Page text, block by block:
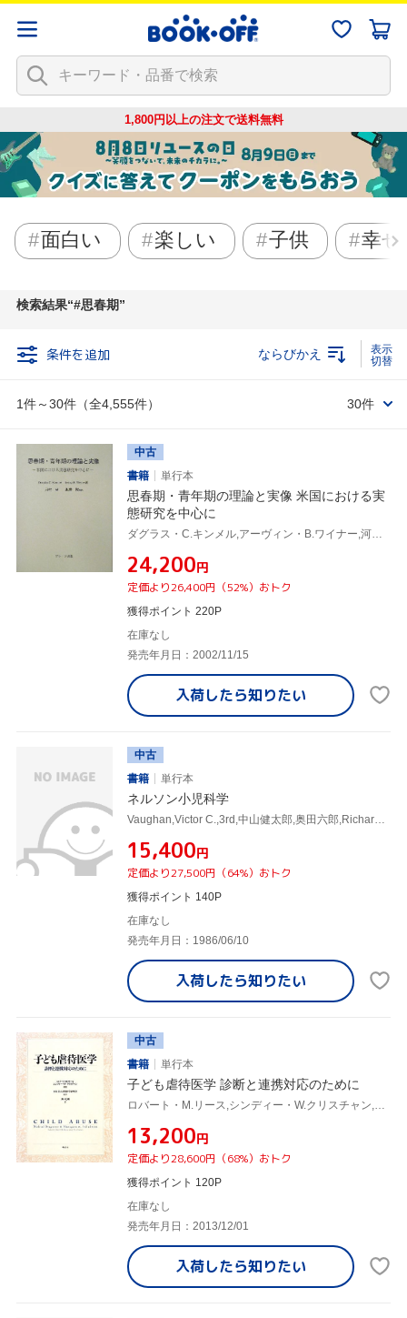
1,800円以上の注文で送料無料
面白い 楽しい 子供 幸せ
検索結果 #思春期
条件を追加
1件～30件（全4,555件）
ならびかえ
30件
中古
書籍
単行本
思春期・青年期の理論と実像 米国における実
態研究を中心に
ダグラス・C.キンメル,アーヴィン・B.ワイナー,河村望,永井撤
¥24,200円
定価より26,400円（52%）おトク
獲得ポイント 220P
在庫なし
発売年月日：2002/11/15
入荷したら知りたい
中古
書籍
単行本
ネルソン小児科学
Vaughan,Victor C.,3rd,中山健太郎,奥田六郎,Richard E.Behrman,3rdVaughanVictor C.
¥15,400円
定価より27,500円（64%）おトク
獲得ポイント 140P
在庫なし
発売年月日：1986/06/10
入荷したら知りたい
中古
書籍
単行本
子ども虐待医学 診断と連携対応のために
¥13,200円
定価より28,600円（68%）おトク
獲得ポイント 120P
在庫なし
発売年月日：2013/12/01
入荷したら知りたい